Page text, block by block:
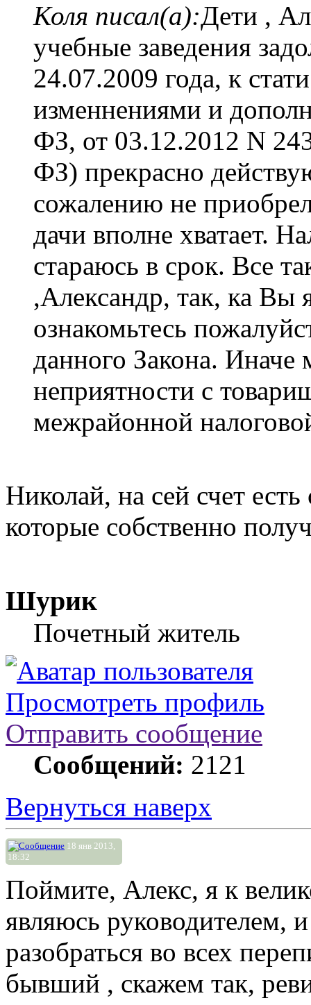
Коля писал(а):Дети ,
учебные заведения
24.07.2009 года, к
изменнениями и
ФЗ, от 03.12.2012 N
ФЗ) прекрасно
сожалению не
дачи вполне хватает.
стараюсь в срок. Все
,Александр, так, ка Вы
ознакомьтесь
данного Закона. Иначе
неприятности с
межрайонной
Николай, на сей счет
которые собственно
Шурик
Почетный житель
Просмотреть профиль
Отправить сообщение
Сообщений: 2121
Вернуться наверх
18 янв 2013,
18:32
Поймите, Алекс, я к
являюсь руководителем,
разобраться во всех
бывший , скажем так,